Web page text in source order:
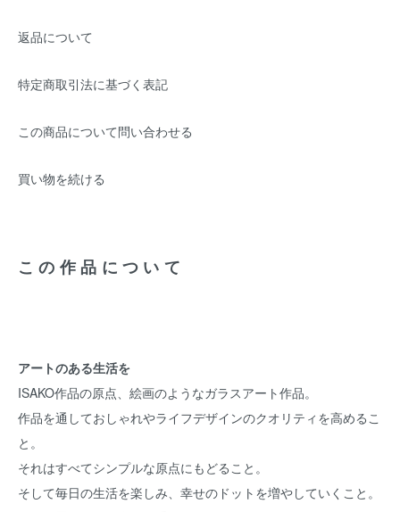
返品について
特定商取引法に基づく表記
この商品について問い合わせる
買い物を続ける
この作品について
アートのある生活を
ISAKO作品の原点、絵画のようなガラスアート作品。
作品を通しておしゃれやライフデザインのクオリティを高めるこ
と。
それはすべてシンプルな原点にもどること。
そして毎日の生活を楽しみ、幸せのドットを増やしていくこと。